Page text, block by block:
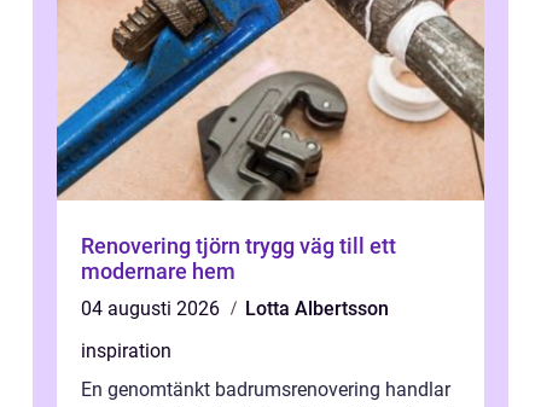
Renovering tjörn trygg väg till ett
modernare hem
04 augusti 2026
Lotta Albertsson
inspiration
En genomtänkt badrumsrenovering handlar